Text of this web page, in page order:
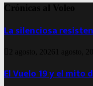
Crónicas al Voleo
La silenciosa
2 agosto, 2026 1 agosto,
El Vuelo 19 y el mito